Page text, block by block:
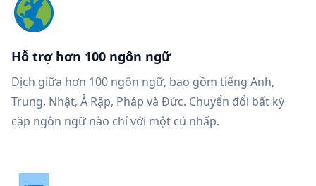
Hỗ trợ hơn 100 ngôn ngữ
Dịch giữa hơn 100 ngôn ngữ, bao gồm tiếng Anh,
Trung, Nhật, Ả Rập, Pháp và Đức. Chuyển đổi bất kỳ
cặp ngôn ngữ nào chỉ với một cú nhấp.